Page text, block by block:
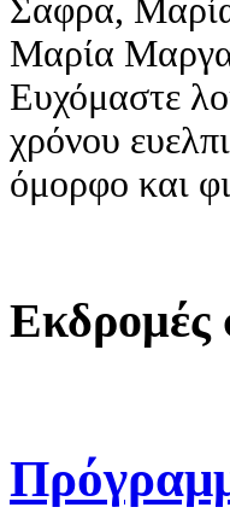
Σαφρα,
Μαρία
Ευχόμαστε
χρόνου
όμορφο και
Εκδρομές